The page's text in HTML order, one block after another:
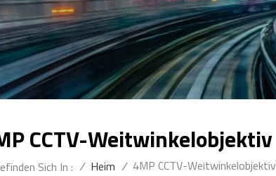
CCTV-Weitwinkelobjektiv
Sich In : / Heim / 4MP CCTV-Weitwinkelobjektiv